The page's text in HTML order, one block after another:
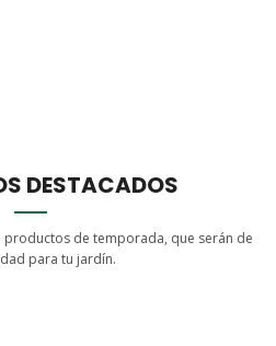
DESTACADOS
de temporada, que serán de
para tu jardín.